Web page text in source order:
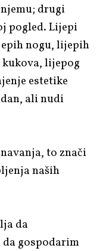
drugi
pogled. Lijepi
nogu, lijepih
lijepog
estetike
ali nudi
to znači
naših
da
gospodarim